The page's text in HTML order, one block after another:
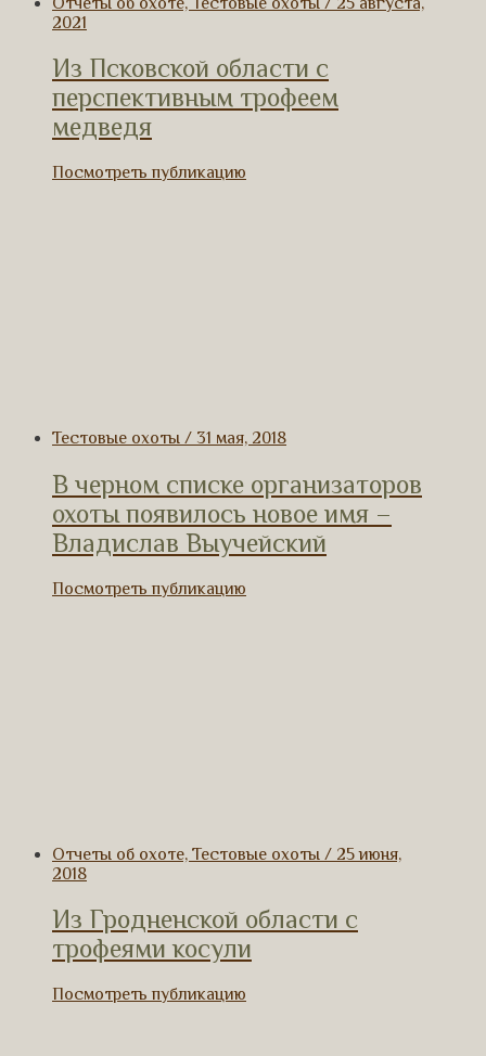
2021
Из Псковской области с
перспективным трофеем
медведя
Посмотреть публикацию
Тестовые охоты / 31 мая, 2018
В черном списке организаторов
охоты появилось новое имя –
Владислав Выучейский
Посмотреть публикацию
Отчеты об охоте, Тестовые охоты / 25 июня,
2018
Из Гродненской области с
трофеями косули
Посмотреть публикацию